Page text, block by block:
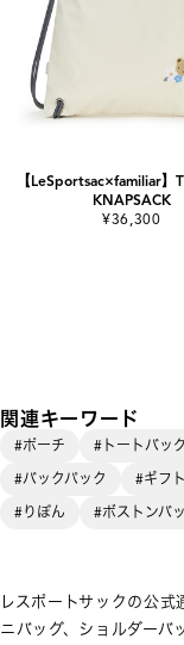
【LeSportsac×familiar】
KNAPSACK
¥36,300
関連キーワード
#ポーチ #トートバッ
#バックパック
#ギフト
#りぼん
#ボストンバ
レスポートサックの公
ニバッグ、ショルダーバ